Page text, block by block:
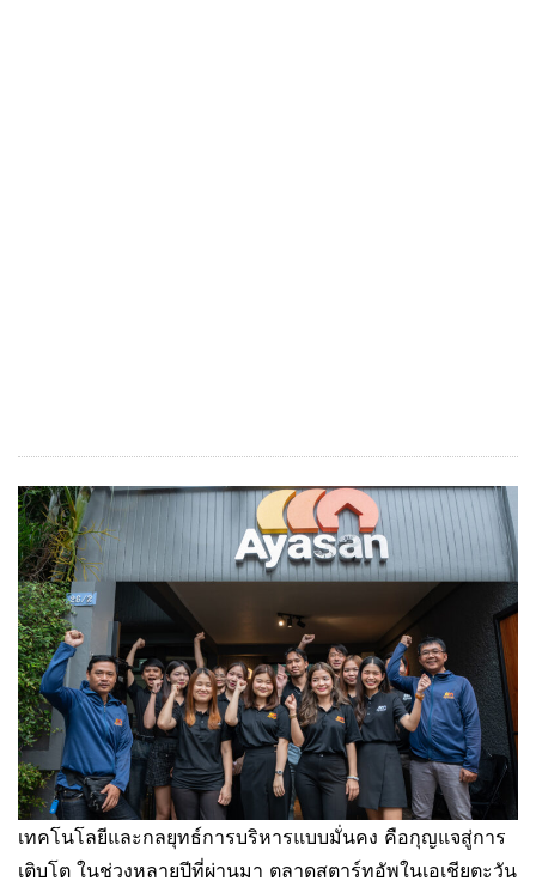
เทคโนโลยีและกลยุทธ์การบริหารแบบมั่นคง คือกุญแจสู่การ
เติบโต ในช่วงหลายปีที่ผ่านมา ตลาดสตาร์ทอัพในเอเชียตะวัน